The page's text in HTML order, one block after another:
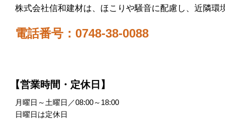
株式会社信和建材は、ほこりや騒音に配慮し、近隣
電話番号：0748-38-0088
【営業時間・定休日】
月曜日～土曜日／08:00～18:00
日曜日は定休日